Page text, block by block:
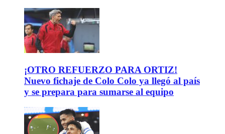
¡OTRO REFUERZO PARA ORTIZ!
Nuevo fichaje de Colo Colo ya llegó al país
y se prepara para sumarse al equipo